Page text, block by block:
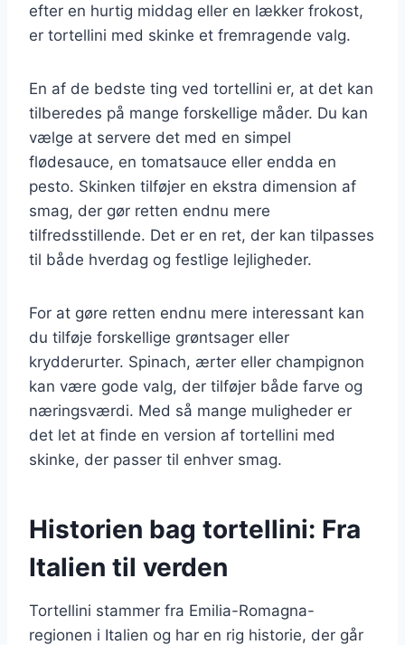
efter en hurtig middag eller en lækker frokost,
er tortellini med skinke et fremragende valg.
En af de bedste ting ved tortellini er, at det kan
tilberedes på mange forskellige måder. Du kan
vælge at servere det med en simpel
flødesauce, en tomatsauce eller endda en
pesto. Skinken tilføjer en ekstra dimension af
smag, der gør retten endnu mere
tilfredsstillende. Det er en ret, der kan tilpasses
til både hverdag og festlige lejligheder.
For at gøre retten endnu mere interessant kan
du tilføje forskellige grøntsager eller
krydderurter. Spinach, ærter eller champignon
kan være gode valg, der tilføjer både farve og
næringsværdi. Med så mange muligheder er
det let at finde en version af tortellini med
skinke, der passer til enhver smag.
Historien bag tortellini: Fra
Italien til verden
Tortellini stammer fra Emilia-Romagna-
regionen i Italien og har en rig historie, der går